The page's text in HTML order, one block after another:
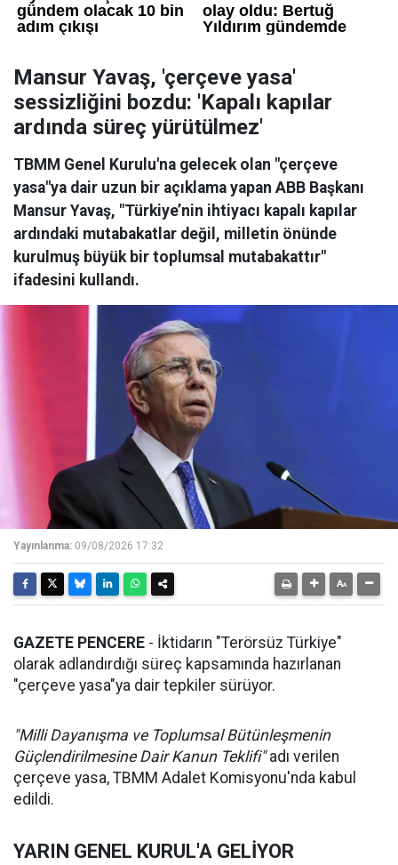
Mansur Yavaş, 'çerçeve yasa'
sessizliğini bozdu: 'Kapalı kapılar
ardında süreç yürütülmez'
TBMM Genel Kurulu'na gelecek olan "çerçeve
yasa"ya dair uzun bir açıklama yapan ABB Başkanı
Mansur Yavaş, "Türkiye’nin ihtiyacı kapalı kapılar
ardındaki mutabakatlar değil, milletin önünde
kurulmuş büyük bir toplumsal mutabakattır"
ifadesini kullandı.
Yayınlanma: 09/08/2026 17:32
GAZETE PENCERE - İktidarın "Terörsüz Türkiye"
olarak adlandırdığı süreç kapsamında hazırlanan
"çerçeve yasa"ya dair tepkiler sürüyor.
"Milli Dayanışma ve Toplumsal Bütünleşmenin
Güçlendirilmesine Dair Kanun Teklifi"adı verilen
çerçeve yasa, TBMM Adalet Komisyonu'nda kabul
edildi.
YARIN GENEL KURUL'A GELİYOR